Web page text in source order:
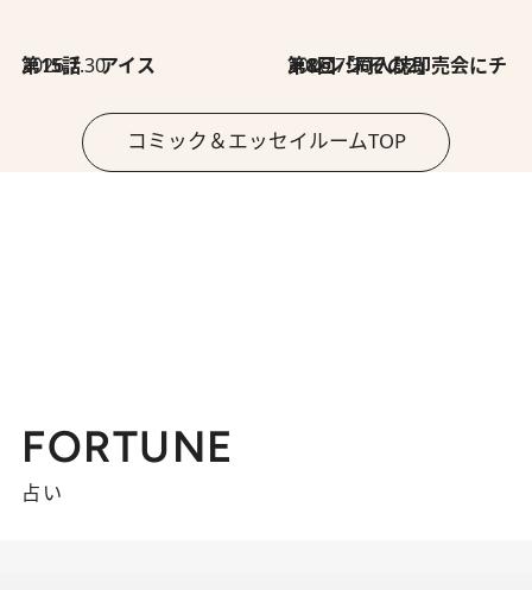
2026.7.30
第15話 アイス 2026.7.30
第8回「同人誌即売会にチャレンジ その2」
コミック＆エッセイルームTOP
FORTUNE
占い